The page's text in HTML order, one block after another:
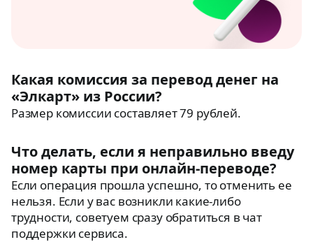
Какая комиссия за перевод денег на
«Элкарт» из России?
Размер комиссии составляет 79 рублей.
Что делать, если я неправильно введу
номер карты при онлайн-переводе?
Если операция прошла успешно, то отменить ее
нельзя. Если у вас возникли какие-либо
трудности, советуем сразу обратиться в чат
поддержки сервиса.